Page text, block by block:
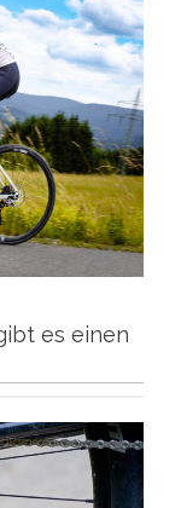
es einen